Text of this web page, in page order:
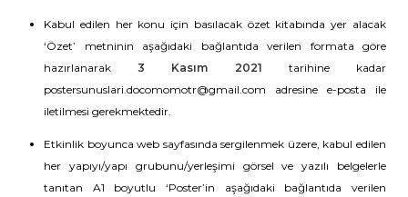
Kabul edilen her konu için basılacak özet kitabında yer alacak
‘Özet’ metninin aşağıdaki bağlantıda verilen formata göre
hazırlanarak3 Kasım 2021 tarihine kadar
postersunuslari.docomomotr@gmail.com adresine e-posta ile
iletilmesi gerekmektedir.
Etkinlik boyunca web sayfasında sergilenmek üzere, kabul edilen
her yapıyı/yapı grubunu/yerleşimi görsel ve yazılı belgelerle
tanıtan A1 boyutlu ‘Poster’in aşağıdaki bağlantıda verilen